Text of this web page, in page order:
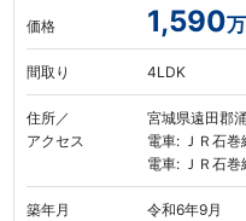
価格 1,590
間取り 4LDK
住所／
アクセス
宮城県遠田郡
電車: ＪＲ石
電車: ＪＲ石
築年月 令和6年9月